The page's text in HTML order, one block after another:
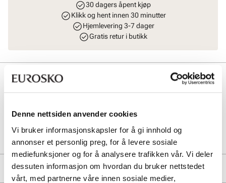
Denne nettsiden anvender cookies
Vi bruker informasjonskapsler for å gi innhold og
annonser et personlig preg, for å levere sosiale
mediefunksjoner og for å analysere trafikken vår. Vi deler
dessuten informasjon om hvordan du bruker nettstedet
vårt, med partnerne våre innen sosiale medier,
30 dagers åpent kjøp
Klikk og hent innen 30 minutter
Hjemlevering 3-7 dager
Gratis retur i butikk
Beskrivelse
Produktdetaljer